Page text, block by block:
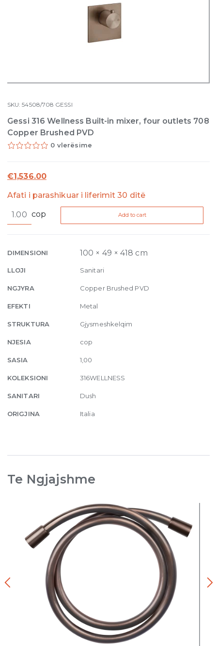
SKU:54508/708 GESSI
Gessi 316 Wellness Built-in mixer, four outlets 708
Copper Brushed PVD
0 vlerësime
€1,536.00
Afati i parashikuar i liferimit 30 ditë
316
in
four
outlets
Copper
Brushed
quantity
cop Add to cart
DIMENSIONI 100 × 49 × 418 cm
LLOJI Sanitari
NGJYRA Copper Brushed PVD
EFEKTI Metal
STRUKTURA Gjysmeshkelqim
NJESIA cop
SASIA 1,00
KOLEKSIONI 316WELLNESS
SANITARI Dush
ORIGJINA Italia
Te Ngjajshme